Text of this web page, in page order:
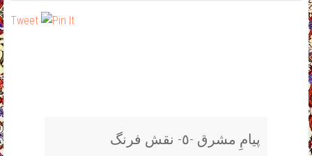
Tweet
پیامِ مشرق -٥- نقش فرنگ